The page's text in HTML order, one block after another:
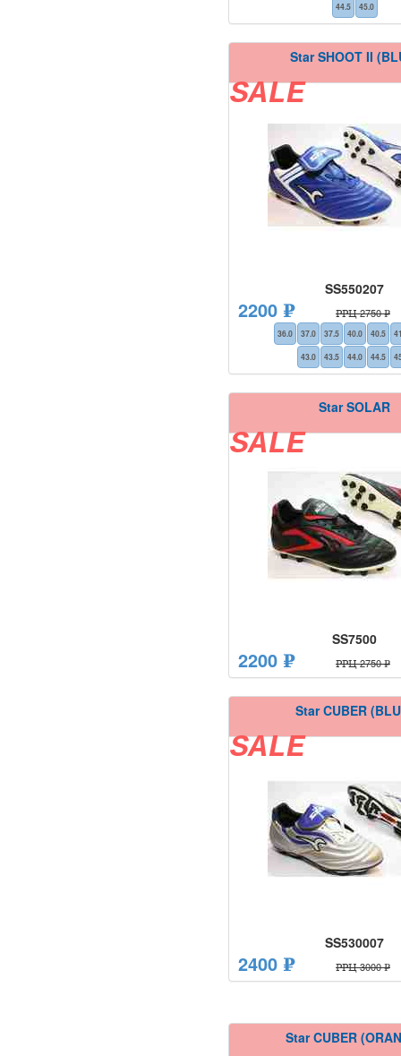
44.5 45.0
Star SHOOT II
SALE
SS550207
2200 ₽ РРЦ 2750 ₽
36.0 37.0 37.5 40.0 40.5
43.0
43.5 44.0 44.5
Star SOLAR
SALE
SS7500
2200 ₽ РРЦ 2750 ₽
Star CUBER
SALE
SS530007
2400 ₽ РРЦ 3000 ₽
Star CUBER